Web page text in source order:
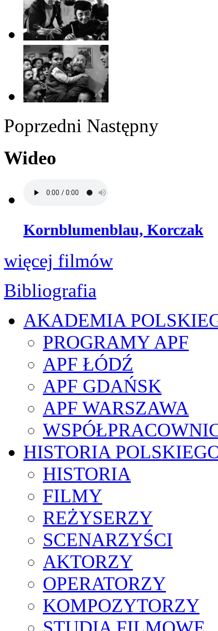
Poprzedni Następny
Wideo
Kornblumenblau, Korczak
więcej filmów
Bibliografia
AKADEMIA
PROGRAMY APF
APF ŁÓDŹ
APF GDAŃSK
APF WARSZAWA
HISTORIA
HISTORIA
FILMY
REŻYSERZY
SCENARZYŚCI
AKTORZY
OPERATORZY
KOMPOZYTORZY